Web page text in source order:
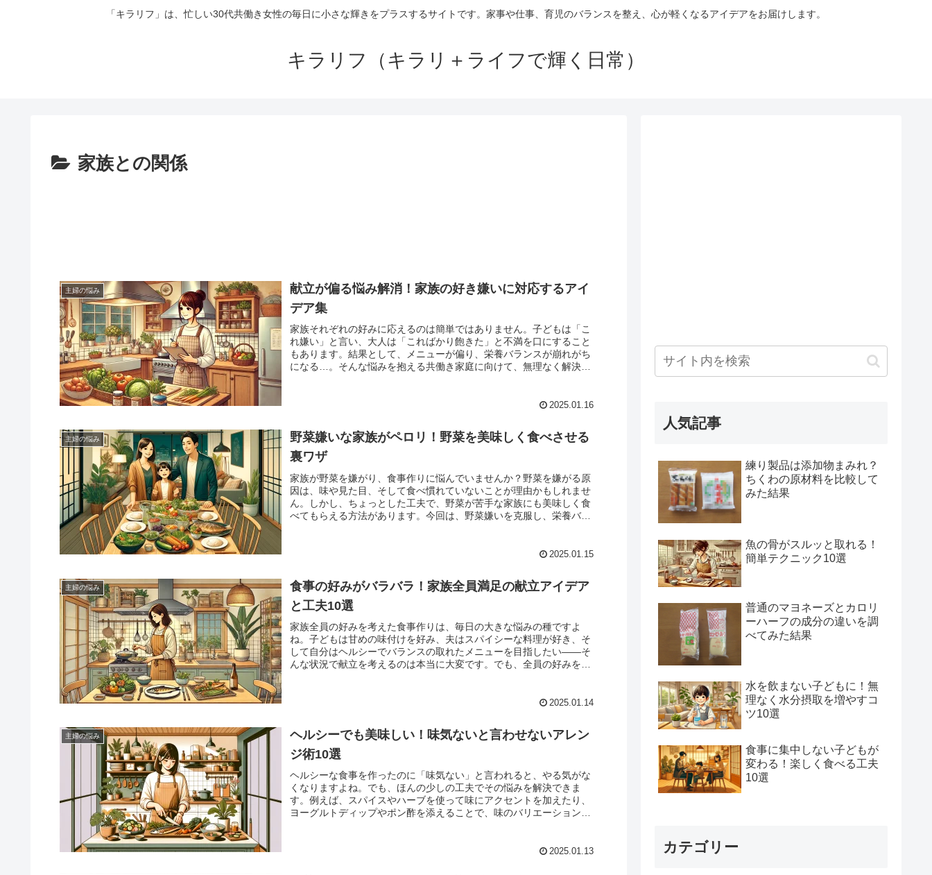
「キラリフ」は、忙しい30代共働き女性の毎日に小さな輝きをプラスするサイトです。家事や仕事、育児のバランスを整え、心が軽くなるアイデアをお届けします。
キラリフ（キラリ＋ライフで輝く日常）
家族との関係
主婦の悩み
献立が偏る悩み解消！家族の好き嫌いに対応するアイ
デア集
家族それぞれの好みに応えるのは簡単ではありません。子どもは「こ
れ嫌い」と言い、大人は「こればかり飽きた」と不満を口にすること
もあります。結果として、メニューが偏り、栄養バランスが崩れがち
になる…。そんな悩みを抱える共働き家庭に向けて、無理なく解決で
2025.01.16
主婦の悩み
野菜嫌いな家族がペロリ！野菜を美味しく食べさせる
裏ワザ
家族が野菜を嫌がり、食事作りに悩んでいませんか？野菜を嫌がる原
因は、味や見た目、そして食べ慣れていないことが理由かもしれませ
ん。しかし、ちょっとした工夫で、野菜が苦手な家族にも美味しく食
べてもらえる方法があります。今回は、野菜嫌いを克服し、栄養バラ
2025.01.15
主婦の悩み
食事の好みがバラバラ！家族全員満足の献立アイデア
と工夫10選
家族全員の好みを考えた食事作りは、毎日の大きな悩みの種ですよ
ね。子どもは甘めの味付けを好み、夫はスパイシーな料理が好き、そ
して自分はヘルシーでバランスの取れたメニューを目指したい――そ
んな状況で献立を考えるのは本当に大変です。でも、全員の好みを少
2025.01.14
主婦の悩み
ヘルシーでも美味しい！味気ないと言わせないアレン
ジ術10選
ヘルシーな食事を作ったのに「味気ない」と言われると、やる気がな
くなりますよね。でも、ほんの少しの工夫でその悩みを解決できま
す。例えば、スパイスやハーブを使って味にアクセントを加えたり、
ヨーグルトディップやポン酢を添えることで、味のバリエーションを
2025.01.13
人気記事
練り製品は添加物まみれ？
ちくわの原材料を比較して
みた結果
魚の骨がスルッと取れる！
簡単テクニック10選
普通のマヨネーズとカロリ
ーハーフの成分の違いを調
べてみた結果
水を飲まない子どもに！無
理なく水分摂取を増やすコ
ツ10選
食事に集中しない子どもが
変わる！楽しく食べる工夫
10選
カテゴリー